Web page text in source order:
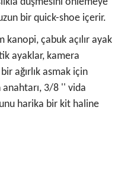
bir quick-shoe içerir.
kanopi, çabuk açılır ayak
ayaklar, kamera
ağırlık asmak için
anahtarı, 3/8 '' vida
harika bir kit haline